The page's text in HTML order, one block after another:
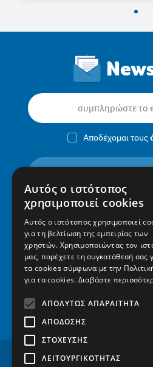
Αποδέχομαι τους
2310 300002
Ελαιώνες Πυλαίας, 555
βρείτε μας στον
Αυτός ο ιστότοπος
χρησιμοποιεί cookies
Αυτός ο ιστότοπος χρησιμοποιεί
για τη βελτίωση της εμπειρίας των
χρηστών. Χρησιμοποιώντας τον
μας, παρέχετε τη συγκατάθεσή σας
τα cookies σύμφωνα με την
για τα cookies. Διαβάστε
ΑΠΟΛΎΤΩΣ ΑΠΑΡΑΊΤΗΤΑ
ΑΠΌΔΟΣΗΣ
ΣΤΌΧΕΥΣΗΣ
ΛΕΙΤΟΥΡΓΙΚΌΤΗΤΑΣ